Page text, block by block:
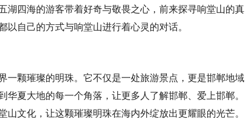
湖四海的游客带着好奇与敬畏之心，前来探寻响堂山的真
自己的方式与响堂山进行着心灵的对话。
一颗璀璨的明珠。它不仅是一处旅游景点，更是邯郸地域
夏大地的每一个角落，让更多人了解邯郸、爱上邯郸。
文化，让这颗璀璨明珠在海内外绽放出更耀眼的光芒。